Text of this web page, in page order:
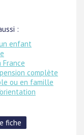
:
enfant
France
complète
ou en famille